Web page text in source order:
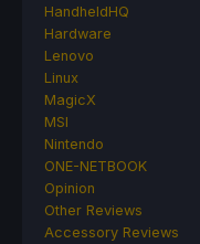
HandheldHQ
Hardware
Lenovo
Linux
MagicX
MSI
Nintendo
ONE-NETBOOK
Opinion
Other Reviews
Accessory Reviews